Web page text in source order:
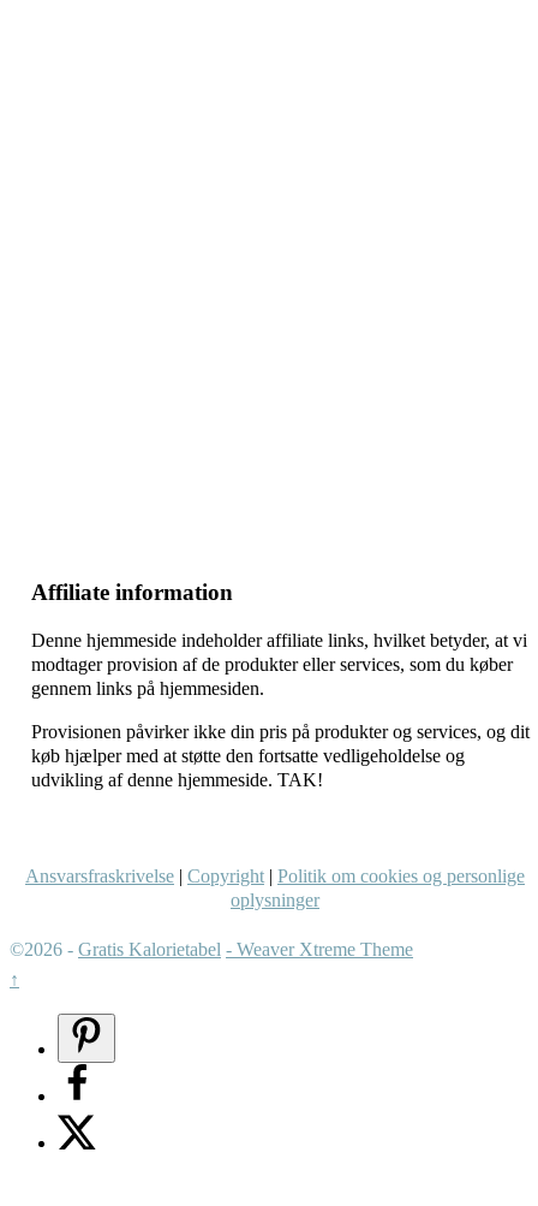
Affiliate information
Denne hjemmeside indeholder affiliate links, hvilket betyder, at vi
modtager provision af de produkter eller services, som du køber
gennem links på hjemmesiden.
Provisionen påvirker ikke din pris på produkter og services, og dit
køb hjælper med at støtte den fortsatte vedligeholdelse og
udvikling af denne hjemmeside. TAK!
Ansvarsfraskrivelse | Copyright | Politik om cookies og personlige
oplysninger
©2026 - Gratis Kalorietabel - Weaver Xtreme Theme
↑